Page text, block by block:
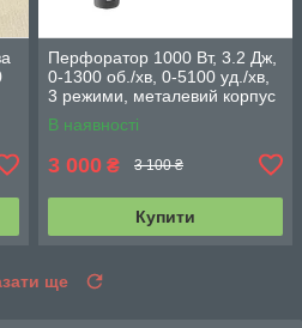
Перфоратор 1000 Вт, 3.2 Дж,
0-1300 об./хв, 0-5100 уд./хв,
3 режими, металевий корпус
редуктора WT-0172
В наявності
3 000 ₴ 3 100 ₴
Купити
ще